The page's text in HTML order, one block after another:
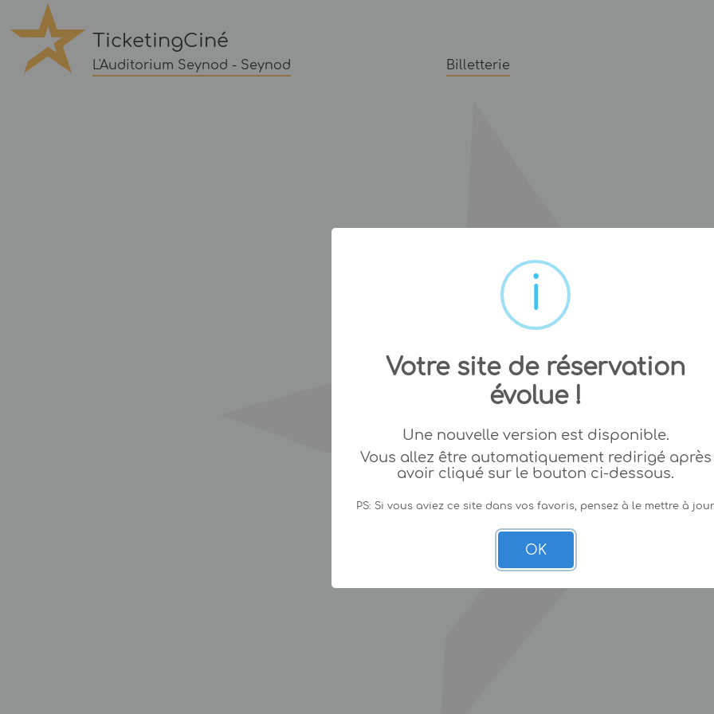
TicketingCiné
L'Auditorium Seynod - Seynod Billetterie
Votre site de réservation
évolue !
Une nouvelle version est disponible.
Vous allez être automatiquement redirigé après
avoir cliqué sur le bouton ci-dessous.
PS: Si vous aviez ce site dans vos favoris, pensez à le mettre à
OK